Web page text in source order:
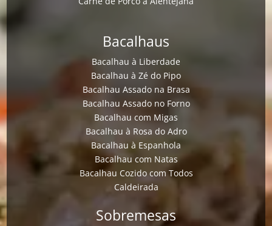
Bacalhaus
Bacalhau à Liberdade
Bacalhau à Zé do Pipo
Bacalhau Assado na Brasa
Bacalhau Assado no Forno
Bacalhau com Migas
Bacalhau à Rosa do Adro
Bacalhau à Espanhola
Bacalhau com Natas
Bacalhau Cozido com Todos
Caldeirada
Sobremesas